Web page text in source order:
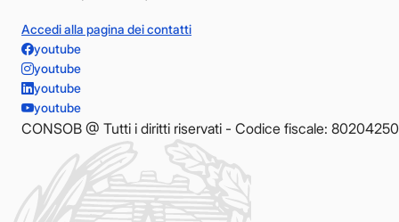
Accedi alla pagina dei contatti
youtube
youtube
youtube
youtube
CONSOB @ Tutti i diritti riservati - Codice fiscale: